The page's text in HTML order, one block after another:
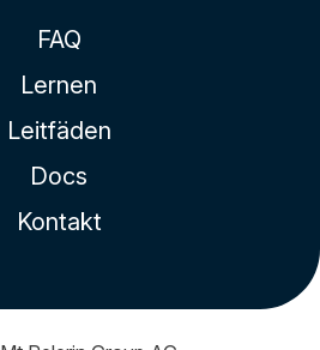
FAQ
Lernen
Leitfäden
Docs
Kontakt